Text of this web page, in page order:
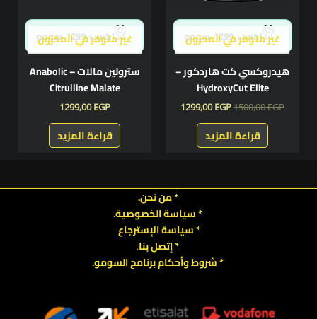
غير متوفر في المخزون
إكسب 1299 سومو
هيدروكسي كت هاردكور –
HydroxyCut Elite
1500,00EGP
1299,00EGP
قراءة المزيد
غير متوفر في المخزون
إكسب 1299 سومو
سترولين مالات – Anabolic
Citrulline Malate
1299,00EGP
قراءة المزيد
* من نحن.
* سياسة الخصوصية.
*سياسةالإسترجاع.
* إتصل بنا.
* شروط وأحكام برنامج السومو.